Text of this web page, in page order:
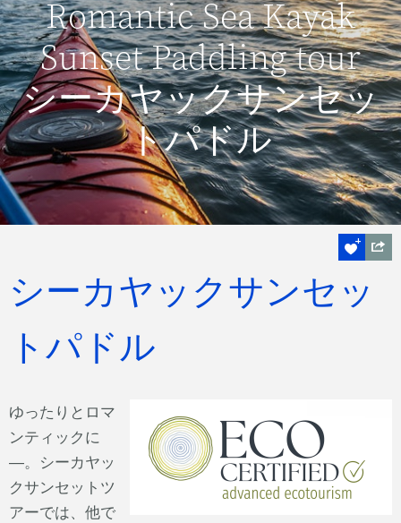
Romantic Sea Kayak
Sunset Paddling tour
シーカヤックサンセッ
トパドル
シーカヤックサンセッ
トパドル
ゆったりとロマ
ンティックに
―。シーカヤッ
クサンセットツ
アーでは、他で